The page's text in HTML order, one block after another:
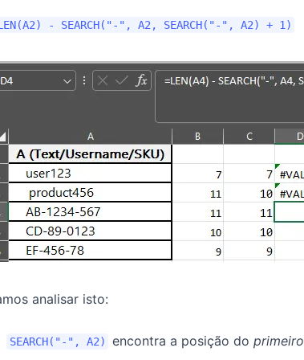
- SEARCH("-", A2, SEARCH("-", A2) + 1)
analisar isto:
SEARCH("-", A2) encontra a posição do primeiro